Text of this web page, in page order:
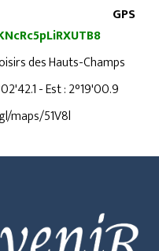
GPS
des Hauts-Champs
- Est : 2°19'00.9
maps/51V8l